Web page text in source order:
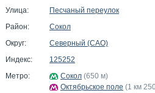
Улица:
Песчаный переулок
Район:
Сокол
Округ:
Северный (САО)
Индекс:
125252
Метро:
Сокол (650 м)
Октябрьское поле (1 км